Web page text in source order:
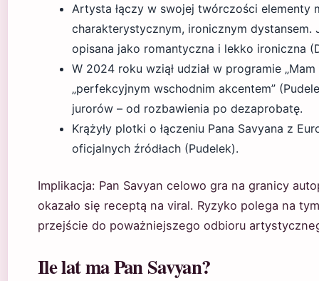
Artysta łączy w swojej twórczości elementy
charakterystycznym, ironicznym dystansem.
opisana jako romantyczna i lekko ironiczna
W 2024 roku wziął udział w programie
„perfekcyjnym wschodnim akcentem”
jurorów – od rozbawienia po dezaprobatę.
Krążyły plotki o łączeniu Pana Savyana z
oficjalnych źródłach (Pudelek).
Implikacja: Pan Savyan celowo gra na granicy
okazało się receptą na viral. Ryzyko polega na
przejście do poważniejszego odbioru
Ile lat ma Pan Savyan?